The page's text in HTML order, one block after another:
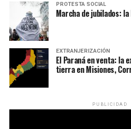
PROTESTA SOCIAL
Marcha de jubilados:
EXTRANJERIZACIÓN
El Paraná en venta: la
tierra en Misiones,
PUBLICIDAD